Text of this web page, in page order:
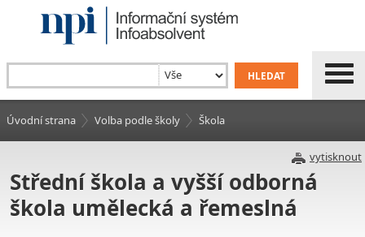
Úvodní strana Volba podle školy Škola
vytisknout
Střední škola a vyšší odborná
škola umělecká a řemeslná